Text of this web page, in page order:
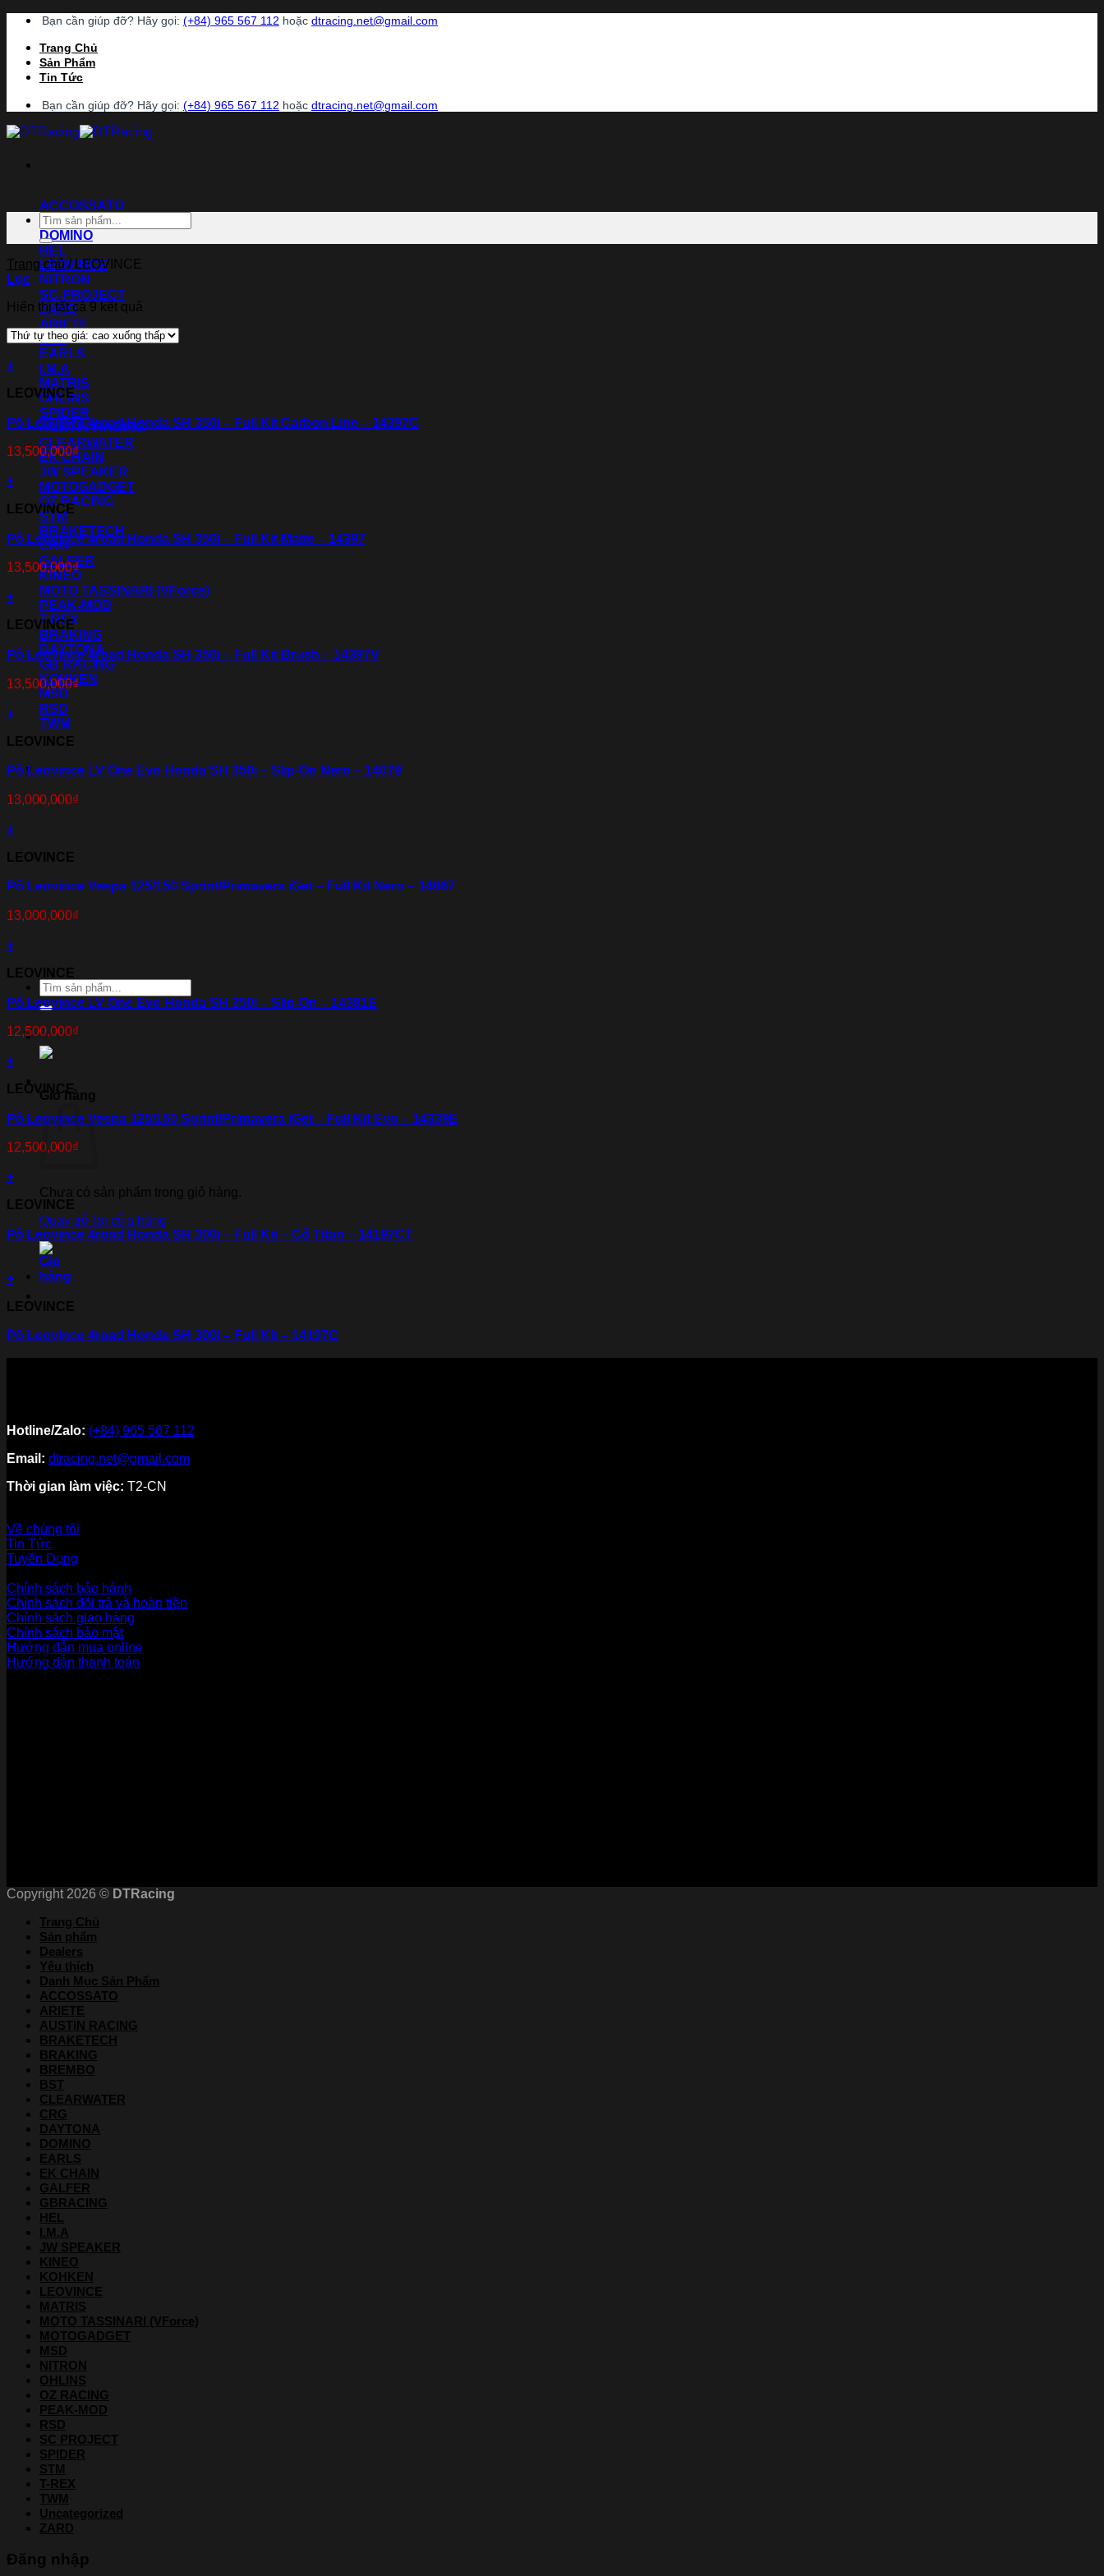
Chuyển
dung
Bạn cần giúp đỡ? Hãy gọi: (+84) 965 567 112 hoặc dtracing.net@gmail.com
Trang Chủ
Sản Phẩm
Tin Tức
Bạn cần giúp đỡ? Hãy gọi: (+84) 965 567 112 hoặc dtracing.net@gmail.com
ACCOSSATO
BREMBO
DOMINO
HEL
LEOVINCE
NITRON
SC-PROJECT
ZARD
ARIETE
BST
EARLS
I.M.A
MATRIS
OHLINS
SPIDER
AUSTIN RACING
CLEARWATER
EK CHAIN
JW SPEAKER
MOTOGADGET
OZ RACING
STM
BRAKETECH
CRG
GALFER
KINEO
MOTO TASSINARI (VForce)
PEAK-MOD
T-REX
BRAKING
DAYTONA
GB RACING
KOHKEN
MSD
RSD
TWM
Thương hiệu xe
Tìm
kiếm:
Giỏ hàng
Chưa có sản phẩm trong giỏ hàng.
Quay trở lại cửa hàng
Tìm
kiếm:
Trang chủ /LEOVINCE
Lọc
Hiển thị tất cả 9 kết quả
+
LEOVINCE
Pô Leovince 4road Honda SH 350i – Full Kit Carbon Line – 14397C
13,500,000₫
+
LEOVINCE
Pô Leovince 4road Honda SH 350i – Full Kit Matte – 14397
13,500,000₫
+
LEOVINCE
Pô Leovince 4road Honda SH 350i – Full Kit Brush – 14397V
13,500,000₫
+
LEOVINCE
Pô Leovince LV One Evo Honda SH 350i – Slip-On Nero – 14079
13,000,000₫
+
LEOVINCE
Pô Leovince Vespa 125/150 Sprint/Primavera iGet – Full Kit Nero – 14067
13,000,000₫
+
LEOVINCE
Pô Leovince LV One Evo Honda SH 350i – Slip-On – 14381E
12,500,000₫
+
LEOVINCE
Pô Leovince Vespa 125/150 Sprint/Primavera iGet – Full Kit Evo – 14339E
12,500,000₫
+
LEOVINCE
Pô Leovince 4road Honda SH 300i – Full Kit – Cổ Titan – 14197CT
+
LEOVINCE
Pô Leovince 4road Honda SH 300i – Full Kit – 14197C
Hotline/Zalo: (+84) 965 567 112
Email: dtracing.net@gmail.com
Thời gian làm việc: T2-CN
Về chúng tôi
Tin Tức
Tuyển Dụng
Chính sách bảo hành
Chính sách đổi trả và hoàn tiền
Chính sách giao hàng
Chính sách bảo mật
Hướng dẫn mua online
Hướng dẫn thanh toán
Copyright 2026 © DTRacing
Trang Chủ
Sản phẩm
Dealers
Yêu thích
Danh Mục Sản Phẩm
ACCOSSATO
ARIETE
AUSTIN RACING
BRAKETECH
BRAKING
BREMBO
BST
CLEARWATER
CRG
DAYTONA
DOMINO
EARLS
EK CHAIN
GALFER
GBRACING
HEL
I.M.A
JW SPEAKER
KINEO
KOHKEN
LEOVINCE
MATRIS
MOTO TASSINARI (VForce)
MOTOGADGET
MSD
NITRON
OHLINS
OZ RACING
PEAK-MOD
RSD
SC PROJECT
SPIDER
STM
T-REX
TWM
Uncategorized
ZARD
Đăng nhập